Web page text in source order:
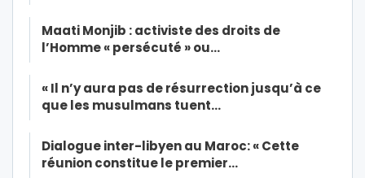
Maati Monjib : activiste des droits de
l’Homme « persécuté » ou…
« Il n’y aura pas de résurrection jusqu’à ce
que les musulmans tuent…
Dialogue inter-libyen au Maroc: « Cette
réunion constitue le premier…